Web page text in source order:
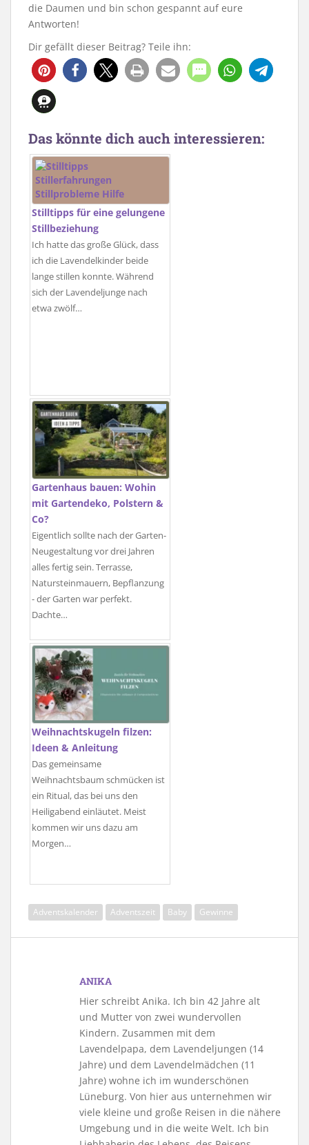
die Daumen und bin schon gespannt auf eure
Antworten!
Dir gefällt dieser Beitrag? Teile ihn:
Das könnte dich auch interessieren:
Stilltipps für eine gelungene
Stillbeziehung
Ich hatte das große Glück, dass
ich die Lavendelkinder beide
lange stillen konnte. Während
sich der Lavendeljunge nach
etwa zwölf…
Gartenhaus bauen: Wohin
mit Gartendeko, Polstern &
Co?
Eigentlich sollte nach der Garten-
Neugestaltung vor drei Jahren
alles fertig sein. Terrasse,
Natursteinmauern, Bepflanzung
- der Garten war perfekt.
Dachte…
Weihnachtskugeln filzen:
Ideen & Anleitung
Das gemeinsame
Weihnachtsbaum schmücken ist
ein Ritual, das bei uns den
Heiligabend einläutet. Meist
kommen wir uns dazu am
Morgen…
Adventskalender Adventszeit Baby Gewinne
ANIKA
Hier schreibt Anika. Ich bin 42 Jahre alt
und Mutter von zwei wundervollen
Kindern. Zusammen mit dem
Lavendelpapa, dem Lavendeljungen (14
Jahre) und dem Lavendelmädchen (11
Jahre) wohne ich im wunderschönen
Lüneburg. Von hier aus unternehmen wir
viele kleine und große Reisen in die nähere
Umgebung und in die weite Welt. Ich bin